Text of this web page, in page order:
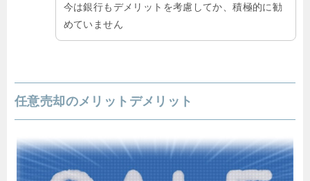
今は銀行もデメリットを考慮してか、積極的に勧
めていません
任意売却のメリットデメリット